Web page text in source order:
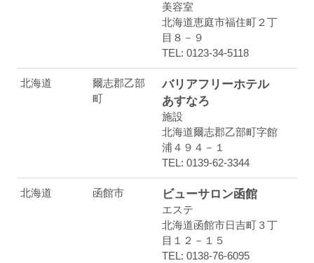
美容室
北海道恵庭市福住町２丁
目８－９
TEL: 0123-34-5118
北海道
爾志郡乙部
町
バリアフリーホテル
あすなろ
施設
北海道爾志郡乙部町字館
浦４９４－１
TEL: 0139-62-3344
北海道 函館市 ビューサロン函館
エステ
北海道函館市日吉町３丁
目１２－１５
TEL: 0138-76-6095